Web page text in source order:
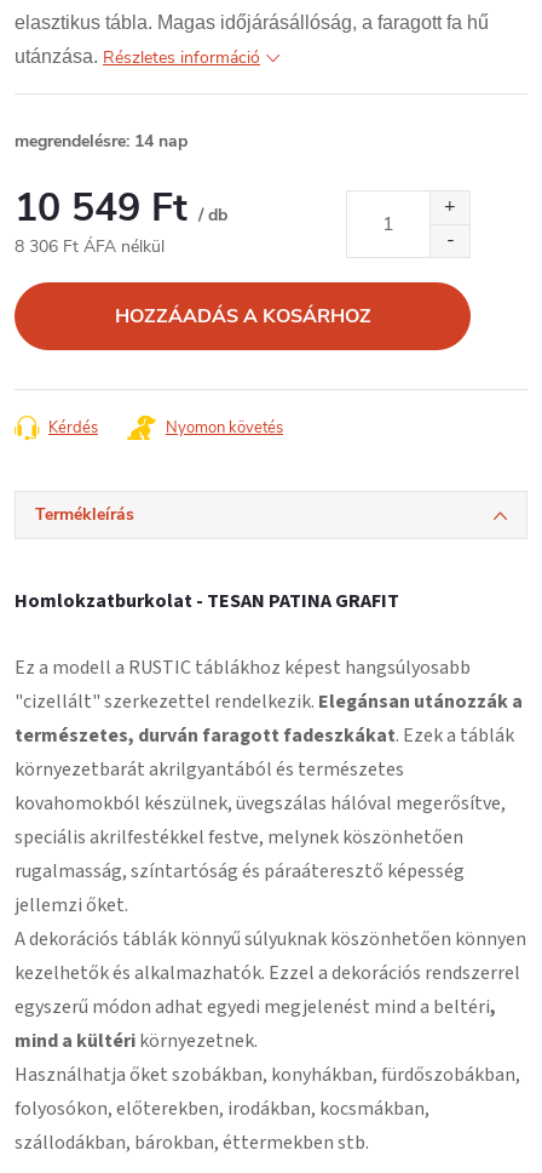
elasztikus tábla. Magas időjárásállóság, a faragott fa hű
utánzása. Részletes információ
megrendelésre: 14 nap
10 549 Ft / db
8 306 Ft ÁFA nélkül
HOZZÁADÁS A KOSÁRHOZ
Kérdés Nyomon követés
Termékleírás
Homlokzatburkolat - TESAN PATINA GRAFIT
Ez a modell a RUSTIC táblákhoz képest hangsúlyosabb
"cizellált" szerkezettel rendelkezik. Elegánsan utánozzák a
természetes, durván faragott fadeszkákat. Ezek a táblák
környezetbarát akrilgyantából és természetes
kovahomokból készülnek, üvegszálas hálóval megerősítve,
speciális akrilfestékkel festve, melynek köszönhetően
rugalmasság, színtartóság és páraáteresztő képesség
jellemzi őket.
A dekorációs táblák könnyű súlyuknak köszönhetően könnyen
kezelhetők és alkalmazhatók. Ezzel a dekorációs rendszerrel
egyszerű módon adhat egyedi megjelenést mind a beltéri,
mind a kültérikörnyezetnek.
Használhatja őket szobákban, konyhákban, fürdőszobákban,
folyosókon, előterekben, irodákban, kocsmákban,
szállodákban, bárokban, éttermekben stb.